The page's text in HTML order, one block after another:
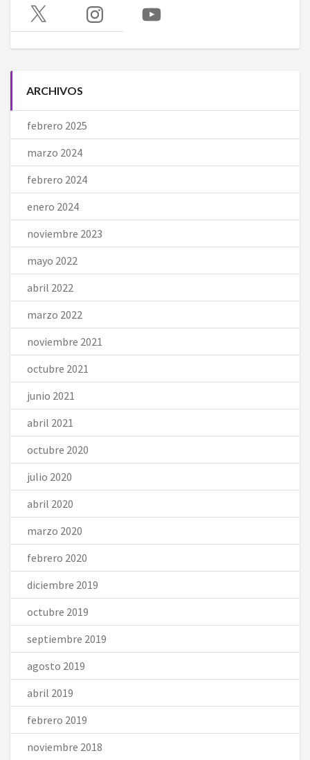
X Instagram YouTube
ARCHIVOS
febrero 2025
marzo 2024
febrero 2024
enero 2024
noviembre 2023
mayo 2022
abril 2022
marzo 2022
noviembre 2021
octubre 2021
junio 2021
abril 2021
octubre 2020
julio 2020
abril 2020
marzo 2020
febrero 2020
diciembre 2019
octubre 2019
septiembre 2019
agosto 2019
abril 2019
febrero 2019
noviembre 2018